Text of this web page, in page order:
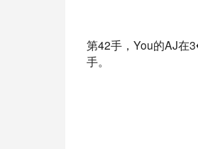
第42手，You的AJ在
手。